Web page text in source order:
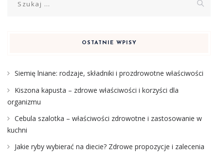
OSTATNIE WPISY
Siemię lniane: rodzaje, składniki i prozdrowotne właściwości
Kiszona kapusta – zdrowe właściwości i korzyści dla
organizmu
Cebula szalotka – właściwości zdrowotne i zastosowanie w
kuchni
Jakie ryby wybierać na diecie? Zdrowe propozycje i zalecenia